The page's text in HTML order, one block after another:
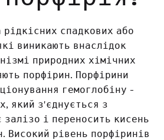
спадкових або
виникають внаслідок
природних хімічних
порфірин. Порфірини
гемоглобіну -
який з'єднується з
залізо і переносить кисень
Високий рівень порфіринів